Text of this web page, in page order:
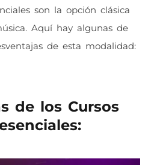
son la opción clásica
Aquí hay algunas de
de esta modalidad:
de los Cursos